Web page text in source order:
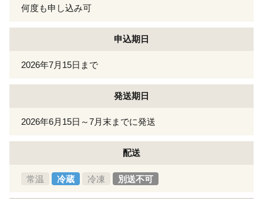
何度も申し込み可
申込期日
2026年7月15日まで
発送期日
2026年6月15日～7月末までに発送
配送
常温 冷蔵 冷凍 別送不可